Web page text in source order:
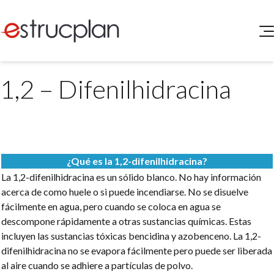
SERVICIOS
Legislación
NOVEDADES
Buscador de Legislación
Matriz Premium
Matriz Profesional
1,2 – Difenilhidracina
¿Qué es la 1,2-difenilhidracina?
La 1,2-difenilhidracina es un sólido blanco. No hay información
acerca de como huele o si puede incendiarse. No se disuelve
fácilmente en agua, pero cuando se coloca en agua se
descompone rápidamente a otras sustancias químicas. Estas
incluyen las sustancias tóxicas bencidina y azobenceno. La 1,2-
difenilhidracina no se evapora fácilmente pero puede ser liberada
al aire cuando se adhiere a partículas de polvo.